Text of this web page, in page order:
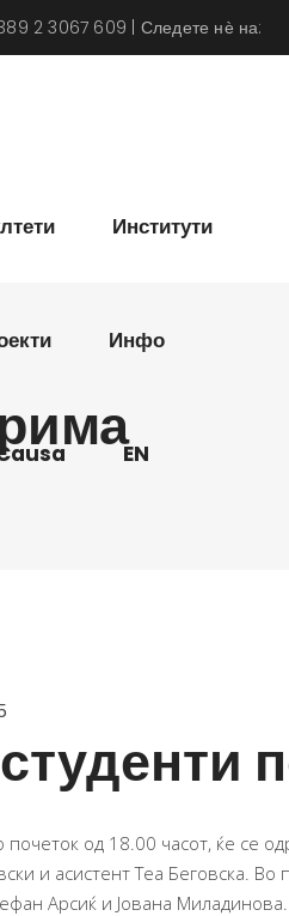
2 3067 609 | Следете нѐ на:
Институти
Инфо
EN
од 18.00 часот, ќе се
и асистент Теа Беговска. Во
Арсиќ и Јована Миладинова.